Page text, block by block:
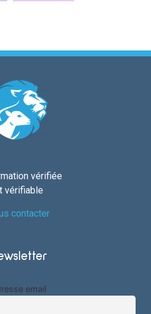
vérifiée
vérifiable
contacter
email